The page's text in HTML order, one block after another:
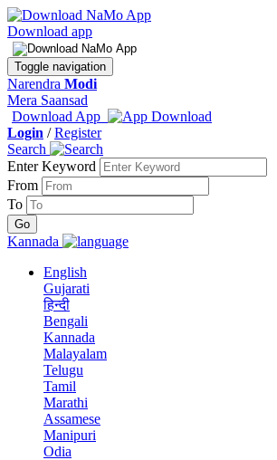
Download app
Toggle navigation
Narendra Modi
Mera Saansad
Download App
Login /Register
Search
Enter Keyword
From
To
Kannada
English
Gujarati
हिन्दी
Bengali
Kannada
Malayalam
Telugu
Tamil
Marathi
Assamese
Manipuri
Odia